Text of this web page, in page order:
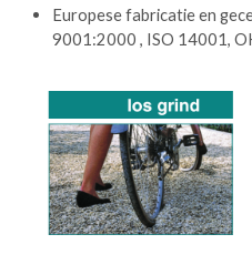
Europese fabricatie en
9001:2000 , ISO 14001,